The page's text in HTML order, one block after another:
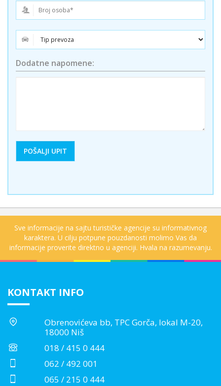
Dodatne napomene:
Sve informacije na sajtu turističke agencije su informativnog
karaktera. U cilju potpune pouzdanosti molimo Vas da
informacije proverite direktno u agenciji. Hvala na razumevanju.
KONTAKT INFO
Obrenovićeva bb, TPC Gorča, lokal M-20,
18000 Niš
018 / 415 0 444
062 / 492 001
065 / 215 0 444